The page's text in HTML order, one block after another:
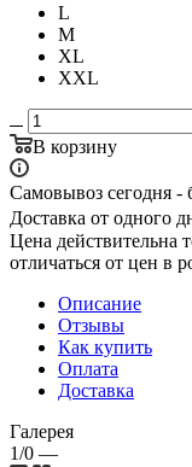
L
M
XL
XXL
В корзину
Самовывоз сегодня -
Доставка от одного
Цена действительна
отличаться от цен в
Описание
Отзывы
Как купить
Оплата
Доставка
Галерея
1/0 —